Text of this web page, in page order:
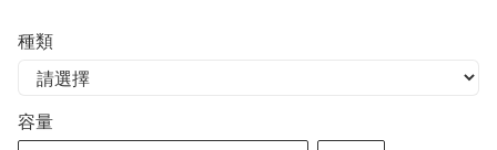
種類
容量